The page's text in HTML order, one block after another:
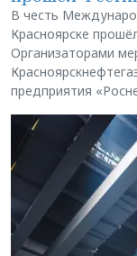
В честь
Красноярске
Организаторами
предприятия